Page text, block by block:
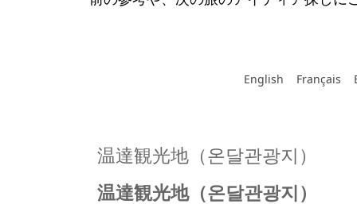
English Français
温達観光地（온달관광지）
温達観光地（온달관광지）